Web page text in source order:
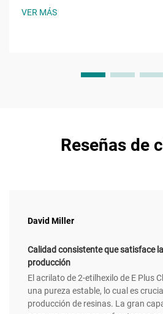
una molécula con una cadena
VER MÁS
Reseñas de
David Miller
Calidad consistente que satisface
producción
El acrilato de 2-etilhexilo de E Plus
una pureza estable, lo cual es
producción de resinas. La gran